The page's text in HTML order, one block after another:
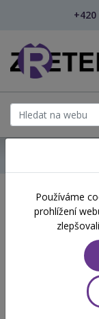
+420
2026
Aktuálně
Aktuálně
Používáme
prohlížení